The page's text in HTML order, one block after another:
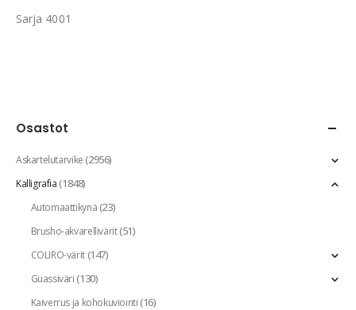
Sarja 4001
Osastot
Askartelutarvike(2956)
Kalligrafia(1848)
Automaattikynä(23)
Brusho-akvarellivärit(51)
COLIRO-värit(147)
Guassiväri(130)
Kaiverrus ja kohokuviointi(16)